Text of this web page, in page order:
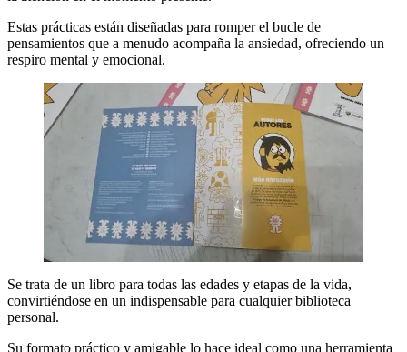
Estas prácticas están diseñadas para romper el bucle de
pensamientos que a menudo acompaña la ansiedad, ofreciendo un
respiro mental y emocional.
Se trata de un libro para todas las edades y etapas de la vida,
convirtiéndose en un indispensable para cualquier biblioteca
personal.
Su formato práctico y amigable lo hace ideal como una herramienta